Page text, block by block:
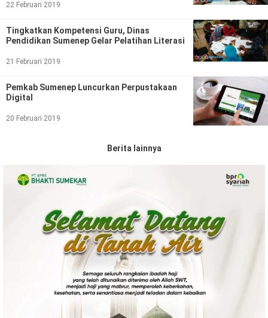
22 Februari 2019
Tingkatkan Kompetensi Guru, Dinas
Pendidikan Sumenep Gelar Pelatihan Literasi
21 Februari 2019
Pemkab Sumenep Luncurkan Perpustakaan
Digital
20 Februari 2019
Berita lainnya